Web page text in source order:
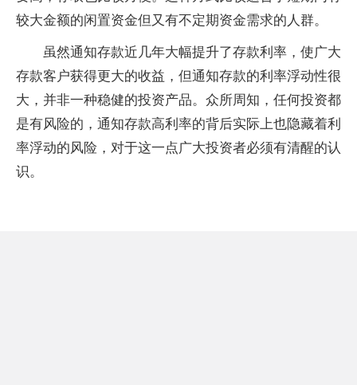
较大金额的闲置资金但又有不定期资金需求的人群。
虽然通知存款近几年大幅提升了存款利率，使广大
存款客户获得更大的收益，但通知存款的利率浮动性很
大，并非一种稳健的投资产品。众所周知，任何投资都
是有风险的，通知存款高利率的背后实际上也隐藏着利
率浮动的风险，对于这一点广大投资者必须有清醒的认
识。